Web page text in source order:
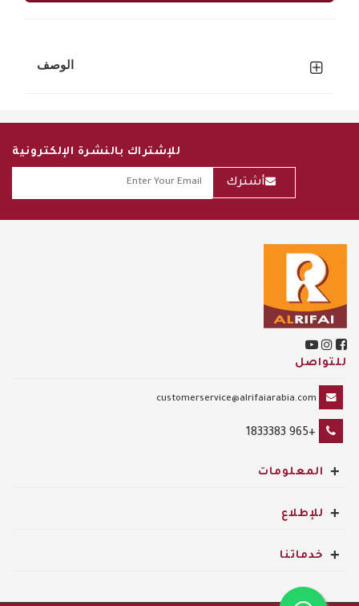
الوصف
للإشتراك بالنشرة الإلكترونية
أشترك
للتواصل
customerservice@alrifaiarabia.com
+965 1833383
المعلومات +
للإطلاع +
خدماتنا +